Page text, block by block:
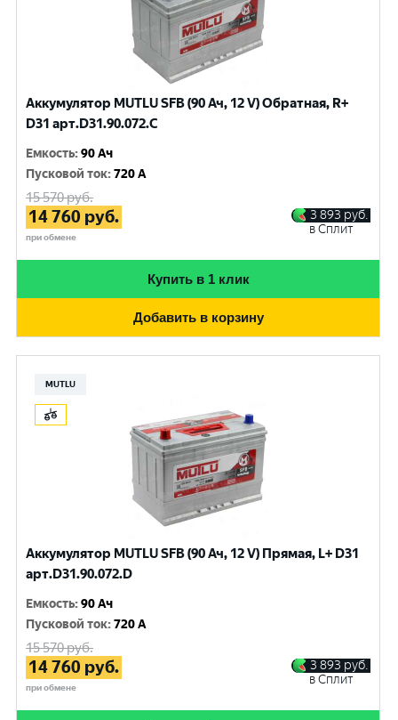
Аккумулятор MUTLU SFB (90 Ач, 12 V) Обратная, R+
D31 арт.D31.90.072.C
Емкость:90 Ач
Пусковой ток:720 A
15 570руб.
14 760 руб.
при обмене
3 893 руб.
в Сплит
Купить в 1 клик
Добавить в корзину
MUTLU
Аккумулятор MUTLU SFB (90 Ач, 12 V) Прямая, L+ D31
арт.D31.90.072.D
Емкость:90 Ач
Пусковой ток:720 A
15 570руб.
14 760 руб.
при обмене
3 893 руб.
в Сплит